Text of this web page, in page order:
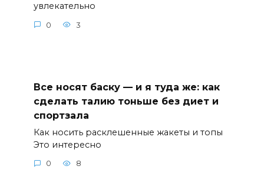
увлекательно
0 3
Все носят баску — и я туда же: как
сделать талию тоньше без диет и
спортзала
Как носить расклешенные жакеты и топы
Это интересно
0 8